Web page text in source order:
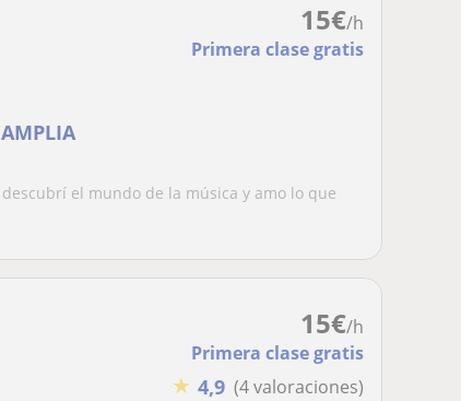
15€/h
Primera clase gratis
el mundo de la música y amo lo que
15€/h
Primera clase gratis
★ 4,9 (4 valoraciones)